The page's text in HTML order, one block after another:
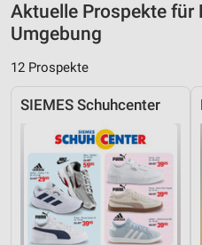
Aktuelle Prospekte für
Umgebung
12 Prospekte
SIEMES Schuhcenter